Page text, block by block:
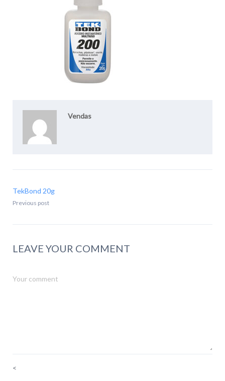
Vendas
TekBond 20g
Previous post
LEAVE YOUR COMMENT
<